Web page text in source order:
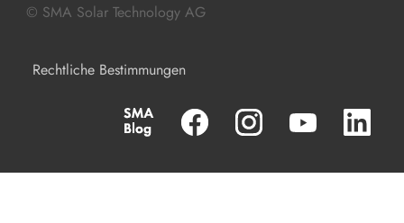
© SMA Solar Technology AG
Rechtliche Bestimmungen